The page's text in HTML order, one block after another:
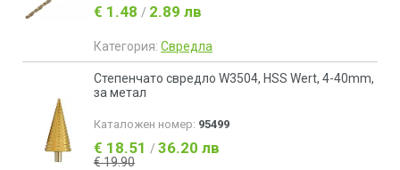
€ 1.48 / 2.89 лв
Категория: Свредла
Степенчато свредло W3504, HSS Wert, 4-40mm,
за метал
Каталожен номер: 95499
€ 18.51 / 36.20 лв
€ 19.90